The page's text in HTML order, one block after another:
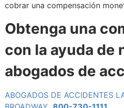
cobrar una compensación
Obtenga una
con la ayuda de
abogados de
ABOGADOS DE ACCIDENTES